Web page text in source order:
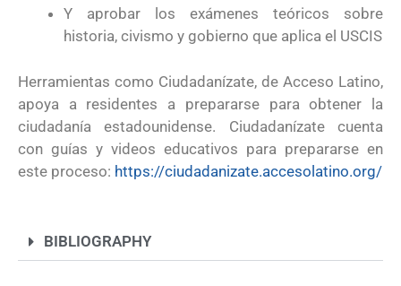
Y aprobar los exámenes teóricos sobre
historia, civismo y gobierno que aplica el USCIS
Herramientas como Ciudadanízate, de Acceso Latino,
apoya a residentes a prepararse para obtener la
ciudadanía estadounidense. Ciudadanízate cuenta
con guías y videos educativos para prepararse en
este proceso: https://ciudadanizate.accesolatino.org/
BIBLIOGRAPHY